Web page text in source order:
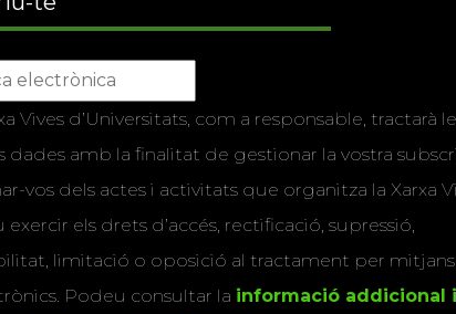
Vives d’Universitats, com a responsable, tractarà
dades amb la finalitat de gestionar la vostra
vos dels actes i activitats que organitza la Xarxa
exercir els drets d’accés, rectificació, supressió,
limitació o oposició al tractament per mitjans
Podeu consultar la informació addicional i